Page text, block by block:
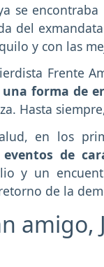
se
del
y con las
Frente
forma de
Hasta
en los
de
y un
de la
amigo,